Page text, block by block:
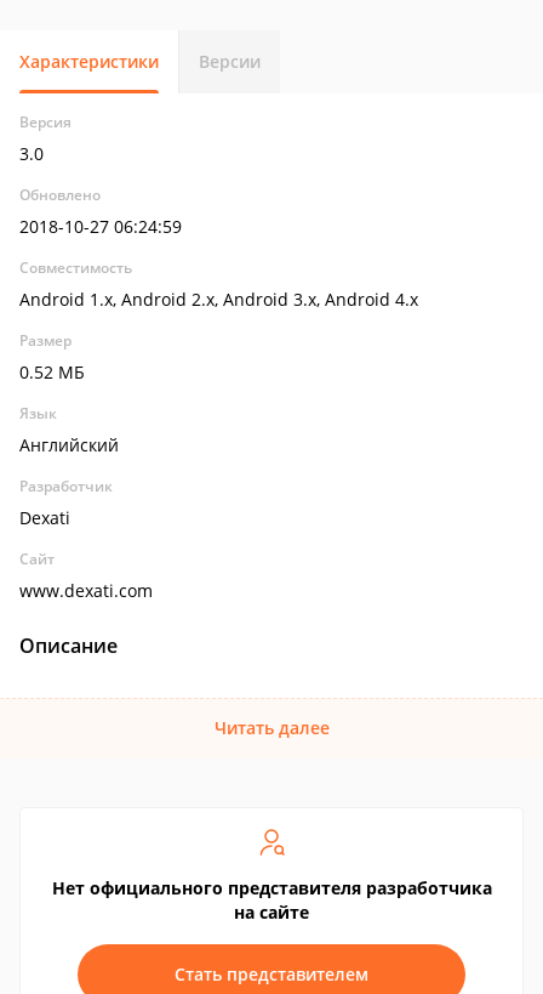
Характеристики Версии
Версия
3.0
Обновлено
2018-10-27 06:24:59
Совместимость
Android 1.x, Android 2.x, Android 3.x, Android 4.x
Размер
0.52 МБ
Язык
Английский
Разработчик
Dexati
Сайт
www.dexati.com
Описание
Читать далее
Нет официального представителя разработчика
на сайте
Стать представителем